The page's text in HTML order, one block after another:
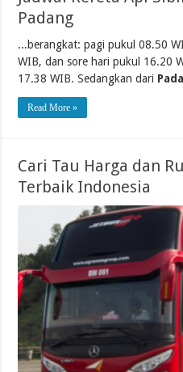
Padang
...berangkat: pagi pukul 08.50
WIB, dan sore hari pukul 16.20
17.38 WIB. Sedangkan dari
Read More »
Cari Tau Harga dan
Terbaik Indonesia